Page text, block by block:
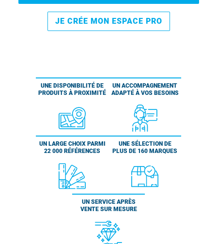
JE CRÉE MON ESPACE PRO
UNE DISPONIBILITÉ DE
PRODUITS À PROXIMITÉ
UN ACCOMPAGNEMENT
ADAPTÉ À VOS BESOINS
UN LARGE CHOIX PARMI
22 000 RÉFÉRENCES
UNE SÉLECTION DE
PLUS DE 160 MARQUES
UN SERVICE APRÈS
VENTE SUR MESURE